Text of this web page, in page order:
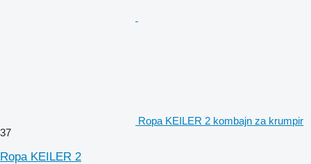
Ropa KEILER 2 kombajn za krumpir
37
Ropa KEILER 2